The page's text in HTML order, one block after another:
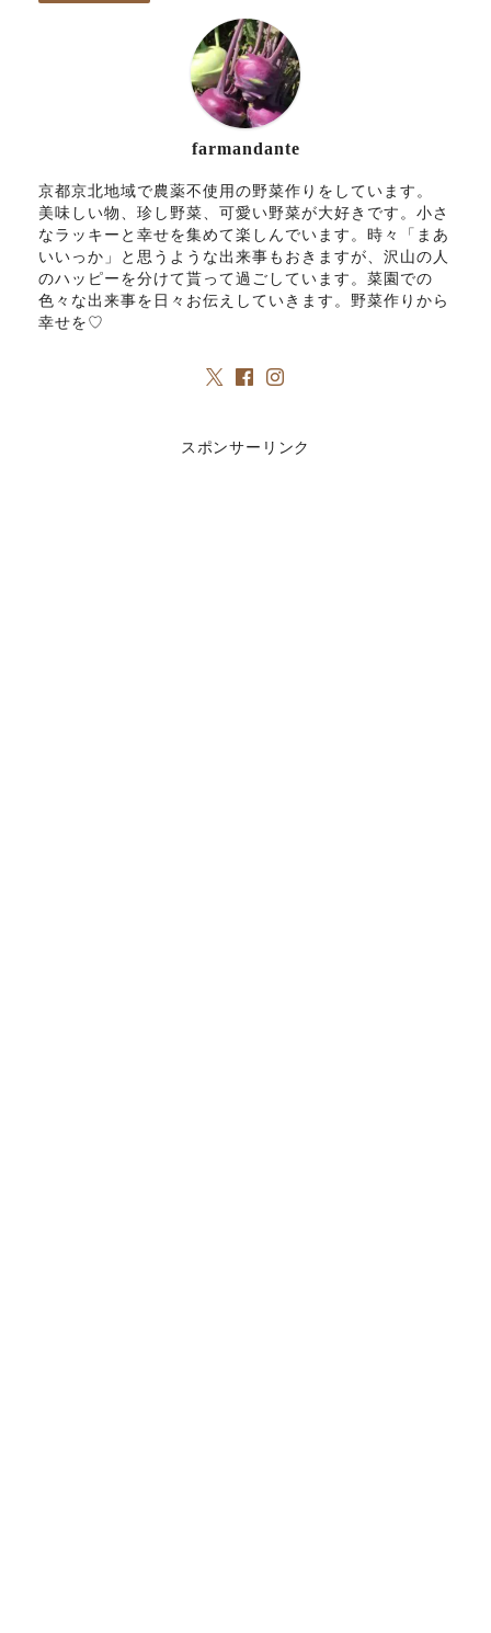
farmandante
京都京北地域で農薬不使用の野菜作りをしています。
美味しい物、珍し野菜、可愛い野菜が大好きです。小さ
なラッキーと幸せを集めて楽しんでいます。時々「まあ
いいっか」と思うような出来事もおきますが、沢山の人
のハッピーを分けて貰って過ごしています。菜園での
色々な出来事を日々お伝えしていきます。野菜作りから
幸せを♡
スポンサーリンク